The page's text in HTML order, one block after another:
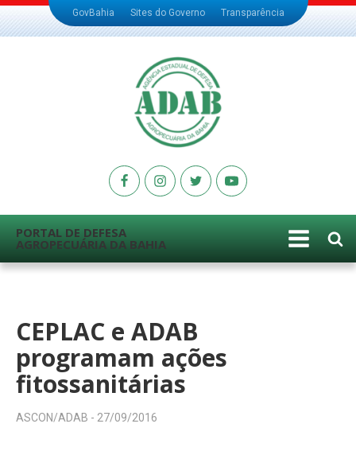
GovBahia Sites do Governo Transparência
PORTAL DE DEFESA
AGROPECUÁRIA DA BAHIA
CEPLAC e ADAB
programam ações
fitossanitárias
ASCON/ADAB - 27/09/2016